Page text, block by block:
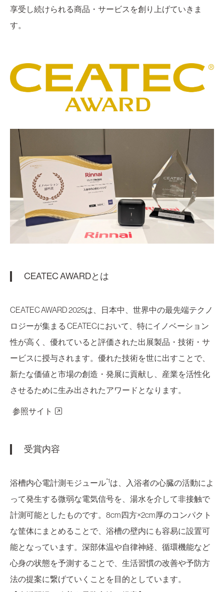
享受し続けられる商品・サービスを創り上げていきま
す。
CEATEC AWARDとは
CEATEC AWARD 2025は、日本中、世界中の最先端テクノ
ロジーが集まる CEATECにおいて、特にイノベーション
性が高く、優れていると評価された出展製品・技術・サ
ービスに授与されます。優れた技術を世に出すことで、
新たな価値と市場の創造・発展に貢献し、産業を活性化
させるために生み出されたアワードとなります。
参照サイト
受賞内容
浴槽内心電計測モジュール*1は、入浴者の心臓の活動によ
って発生する微弱な電気信号を、湯水を介して非接触で
計測可能としたものです。8cm四方×2cm厚のコンパクト
な筐体にまとめることで、浴槽の壁内にも容易に設置可
能となっています。深部体温や自律神経、循環機能など
心身の状態を予測することで、生活習慣の改善や予防方
法の提案に繋げていくことを目的としています。